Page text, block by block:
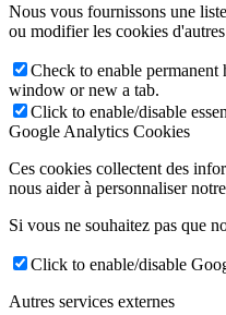
Nous vous fournissons une
ou modifier les cookies
Check to enable
window or new a tab.
Click to enable/disable
Google Analytics Cookies
Ces cookies collectent des
nous aider à personnaliser
Si vous ne souhaitez pas que
Click to enable/disable
Autres services externes